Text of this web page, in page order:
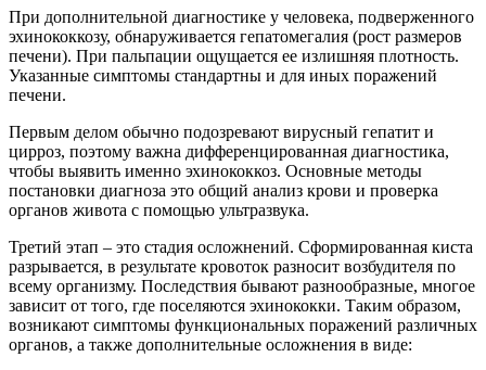
При дополнительной диагностике у человека, подверженного
эхинококкозу, обнаруживается гепатомегалия (рост размеров
печени). При пальпации ощущается ее излишняя плотность.
Указанные симптомы стандартны и для иных поражений
печени.
Первым делом обычно подозревают вирусный гепатит и
цирроз, поэтому важна дифференцированная диагностика,
чтобы выявить именно эхинококкоз. Основные методы
постановки диагноза это общий анализ крови и проверка
органов живота с помощью ультразвука.
Третий этап – это стадия осложнений. Сформированная киста
разрывается, в результате кровоток разносит возбудителя по
всему организму. Последствия бывают разнообразные, многое
зависит от того, где поселяются эхинококки. Таким образом,
возникают симптомы функциональных поражений различных
органов, а также дополнительные осложнения в виде: